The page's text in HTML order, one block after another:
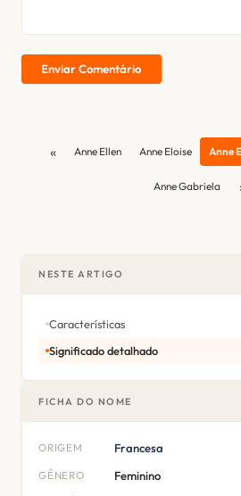
Enviar Comentário
« Anne Ellen Anne Eloise Anne
Anne Gabriela
NESTE ARTIGO
Características
Significado detalhado
FICHA DO NOME
ORIGEM Francesa
GÊNERO Feminino